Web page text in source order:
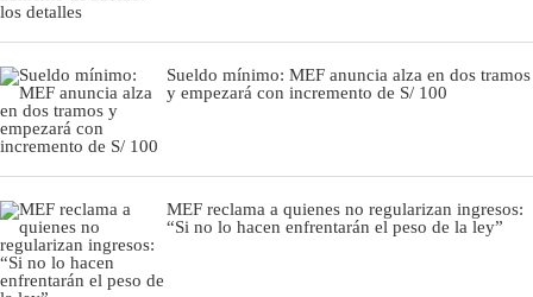
Sueldo mínimo: MEF anuncia alza en dos tramos
y empezará con incremento de S/ 100
MEF reclama a quienes no regularizan ingresos:
“Si no lo hacen enfrentarán el peso de la ley”